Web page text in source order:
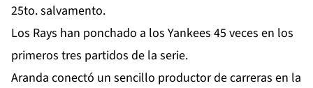
25to. salvamento.
Los Rays han ponchado a los Yankees 45 veces en los
primeros tres partidos de la serie.
Aranda conectó un sencillo productor de carreras en la